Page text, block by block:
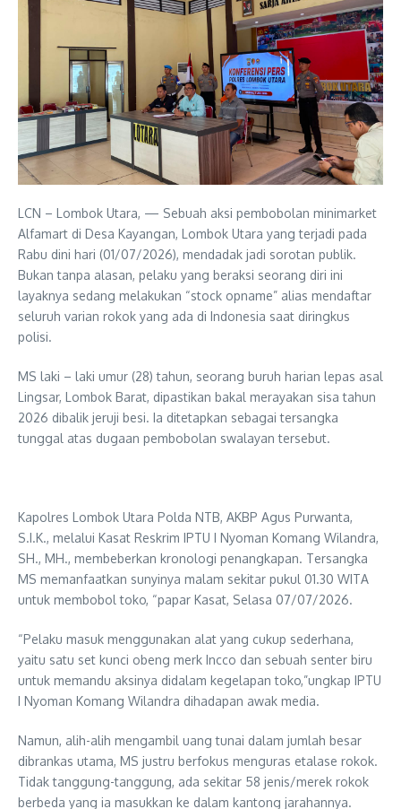
LCN – Lombok Utara, — Sebuah aksi pembobolan minimarket
Alfamart di Desa Kayangan, Lombok Utara yang terjadi pada
Rabu dini hari (01/07/2026), mendadak jadi sorotan publik.
Bukan tanpa alasan, pelaku yang beraksi seorang diri ini
layaknya sedang melakukan “stock opname” alias mendaftar
seluruh varian rokok yang ada di Indonesia saat diringkus
polisi.
MS laki – laki umur (28) tahun, seorang buruh harian lepas asal
Lingsar, Lombok Barat, dipastikan bakal merayakan sisa tahun
2026 dibalik jeruji besi. Ia ditetapkan sebagai tersangka
tunggal atas dugaan pembobolan swalayan tersebut.
Kapolres Lombok Utara Polda NTB, AKBP Agus Purwanta,
S.I.K., melalui Kasat Reskrim IPTU I Nyoman Komang Wilandra,
SH., MH., membeberkan kronologi penangkapan. Tersangka
MS memanfaatkan sunyinya malam sekitar pukul 01.30 WITA
untuk membobol toko, “papar Kasat, Selasa 07/07/2026.
“Pelaku masuk menggunakan alat yang cukup sederhana,
yaitu satu set kunci obeng merk Incco dan sebuah senter biru
untuk memandu aksinya didalam kegelapan toko,”ungkap IPTU
I Nyoman Komang Wilandra dihadapan awak media.
Namun, alih-alih mengambil uang tunai dalam jumlah besar
dibrankas utama, MS justru berfokus menguras etalase rokok.
Tidak tanggung-tanggung, ada sekitar 58 jenis/merek rokok
berbeda yang ia masukkan ke dalam kantong jarahannya.